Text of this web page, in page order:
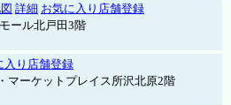
詳細 お気に入り店舗登録
ール北戸田3階
入り店舗登録
マーケットプレイス所沢北原2階